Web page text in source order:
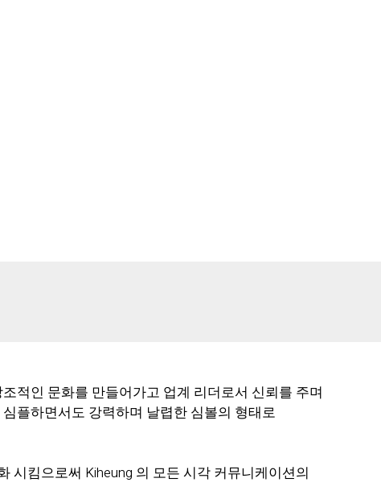
적인 문화를 만들어가고 업계 리더로서 신뢰를 주며
플하면서도 강력하며 날렵한 심볼의 형태로
시킴으로써 Kiheung 의 모든 시각 커뮤니케이션의